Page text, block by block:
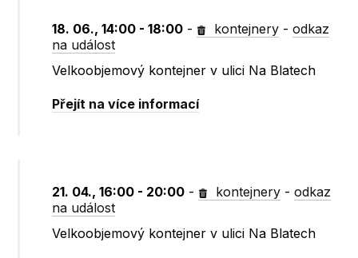
18. 06., 14:00 - 18:00 - kontejnery -odkaz
na událost
Velkoobjemový kontejner v ulici Na Blatech
Přejít na více informací
21. 04., 16:00 - 20:00 - kontejnery -odkaz
na událost
Velkoobjemový kontejner v ulici Na Blatech